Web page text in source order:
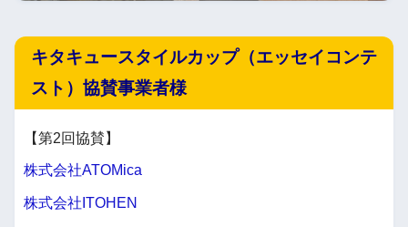
キタキュースタイルカップ（エッセイコンテ
スト）協賛事業者様
【第2回協賛】
株式会社ATOMica
株式会社ITOHEN